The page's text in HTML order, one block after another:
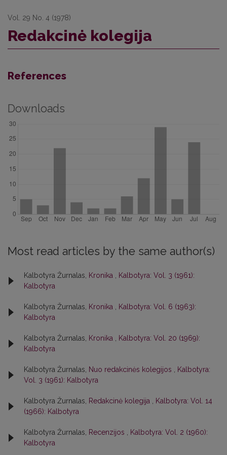
Vol. 29 No. 4 (1978)
Redakcinė kolegija
References
Downloads
Most read articles by the same author(s)
Kalbotyra Žurnalas, Kronika
Kalbotyra: Vol. 3 (1961):
Kalbotyra
Kalbotyra Žurnalas, Kronika
Kalbotyra: Vol. 6 (1963):
Kalbotyra
Kalbotyra Žurnalas, Kronika
Kalbotyra: Vol. 20 (1969):
Kalbotyra
Kalbotyra Žurnalas, Nuo redakcinės kolegijos
Kalbotyra:
Vol. 3 (1961): Kalbotyra
Kalbotyra Žurnalas, Redakcinė kolegija
Kalbotyra: Vol. 14
(1966): Kalbotyra
Kalbotyra Žurnalas, Recenzijos
Kalbotyra: Vol. 2 (1960):
Kalbotyra